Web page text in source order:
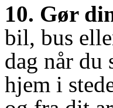
10. Gør
bil, bus
dag når du
hjem i